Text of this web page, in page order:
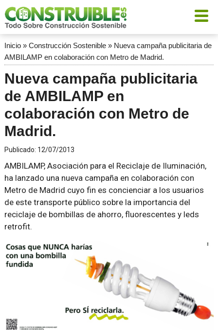
Inicio» Construcción Sostenible» Nueva campaña publicitaria de
AMBILAMP en colaboración con Metro de Madrid.
Nueva campaña publicitaria
de AMBILAMP en
colaboración con Metro de
Madrid.
Publicado: 12/07/2013
AMBILAMP, Asociación para el Reciclaje de Iluminación,
ha lanzado una nueva campaña en colaboración con
Metro de Madrid cuyo fin es concienciar a los usuarios
de este transporte público sobre la importancia del
reciclaje de bombillas de ahorro, fluorescentes y leds
retrofit.